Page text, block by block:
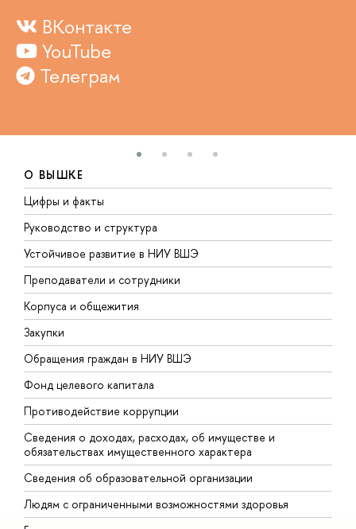
ВКонтакте
YouTube
Телеграм
О ВЫШКЕ
Цифры и факты
Руководство и структура
Устойчивое развитие в НИУ ВШЭ
Преподаватели и сотрудники
Корпуса и общежития
Закупки
Обращения граждан в НИУ ВШЭ
Фонд целевого капитала
Противодействие коррупции
Сведения о доходах, расходах, об имуществе и
обязательствах имущественного характера
Сведения об образовательной организации
Людям с ограниченными возможностями здоровья